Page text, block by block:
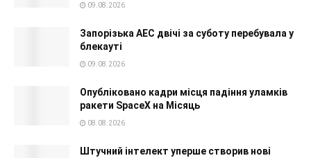
09.08.2026
Запорізька АЕС двічі за суботу перебувала у
блекауті
09.08.2026
Опубліковано кадри місця падіння уламків
ракети SpaceX на Місяць
08.08.2026
Штучний інтелект уперше створив нові